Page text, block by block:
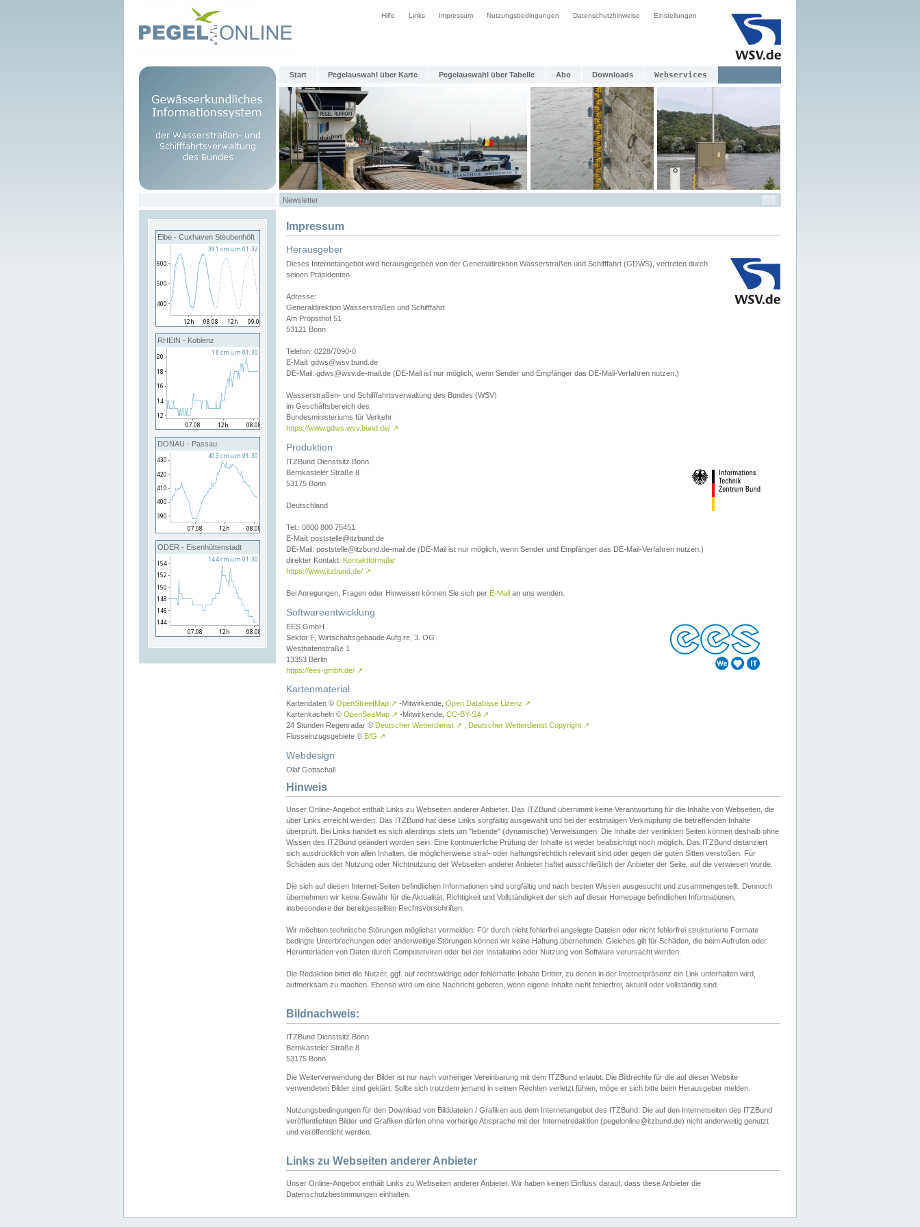
Hilfe Links Impressum Nutzungsbedingungen Datenschutzhinweise Einstellungen
Start Pegelauswahl über Karte Pegelauswahl über Tabelle Abo Downloads Webservices
Newsletter
Elbe - Cuxhaven Steubenhöft
RHEIN - Koblenz
DONAU - Passau
ODER - Eisenhüttenstadt
Impressum
Herausgeber
Dieses Internetangebot wird herausgegeben von der Generaldirektion Wasserstraßen und Schifffahrt (GDWS), vertreten durch
seinen Präsidenten.
Adresse:
Generaldirektion Wasserstraßen und Schifffahrt
Am Propsthof 51
53121 Bonn
Telefon: 0228/7090-0
E-Mail: gdws@wsv.bund.de
DE-Mail: gdws@wsv.de-mail.de (DE-Mail ist nur möglich, wenn Sender und Empfänger das DE-Mail-Verfahren nutzen.)
Wasserstraßen- und Schifffahrtsverwaltung des Bundes (WSV)
im Geschäftsbereich des
Bundesministeriums für Verkehr
https://www.gdws.wsv.bund.de/ ↗
Produktion
ITZBund Dienstsitz Bonn
Bernkasteler Straße 8
53175 Bonn
Deutschland
Tel.: 0800 800 75451
E-Mail: poststelle@itzbund.de
DE-Mail: poststelle@itzbund.de-mail.de (DE-Mail ist nur möglich, wenn Sender und Empfänger das DE-Mail-Verfahren nutzen.)
direkter Kontakt: Kontaktformular
https://www.itzbund.de/ ↗
Bei Anregungen, Fragen oder Hinweisen können Sie sich per E-Mail an uns wenden.
Softwareentwicklung
EES GmbH
Sektor F, Wirtschaftsgebäude Aufg.re, 3. OG
Westhafenstraße 1
13353 Berlin
https://ees-gmbh.de/ ↗
Kartenmaterial
Kartendaten © OpenStreetMap ↗ -Mitwirkende, Open Database Lizenz ↗
Kartenkacheln © OpenSeaMap ↗ -Mitwirkende, CC-BY-SA ↗
24 Stunden Regenradar © Deutscher Wetterdienst ↗ Deutscher Wetterdienst Copyright ↗
Flusseinzugsgebiete © BfG ↗
Webdesign
Olaf Gottschall
Hinweis
Unser Online-Angebot enthält Links zu Webseiten anderer Anbieter. Das ITZBund übernimmt keine Verantwortung für die Inhalte von Webseiten, die
über Links erreicht werden. Das ITZBund hat diese Links sorgfältig ausgewählt und bei der erstmaligen Verknüpfung die betreffenden Inhalte
überprüft. Bei Links handelt es sich allerdings stets um "lebende" (dynamische) Verweisungen. Die Inhalte der verlinkten Seiten können deshalb ohne
Wissen des ITZBund geändert worden sein. Eine kontinuierliche Prüfung der Inhalte ist weder beabsichtigt noch möglich. Das ITZBund distanziert
sich ausdrücklich von allen Inhalten, die möglicherweise straf- oder haftungsrechtlich relevant sind oder gegen die guten Sitten verstoßen. Für
Schäden aus der Nutzung oder Nichtnutzung der Webseiten anderer Anbieter haftet ausschließlich der Anbieter der Seite, auf die verwiesen wurde.
Die sich auf diesen Internet-Seiten befindlichen Informationen sind sorgfältig und nach besten Wissen ausgesucht und zusammengestellt. Dennoch
übernehmen wir keine Gewähr für die Aktualität, Richtigkeit und Vollständigkeit der sich auf dieser Homepage befindlichen Informationen,
insbesondere der bereitgestellten Rechtsvorschriften.
Wir möchten technische Störungen möglichst vermeiden. Für durch nicht fehlerfrei angelegte Dateien oder nicht fehlerfrei strukturierte Formate
bedingte Unterbrechungen oder anderweitige Störungen können wir keine Haftung übernehmen. Gleiches gilt für Schäden, die beim Aufrufen oder
Herunterladen von Daten durch Computerviren oder bei der Installation oder Nutzung von Software verursacht werden.
Die Redaktion bittet die Nutzer, ggf. auf rechtswidrige oder fehlerhafte Inhalte Dritter, zu denen in der Internetpräsenz ein Link unterhalten wird,
aufmerksam zu machen. Ebenso wird um eine Nachricht gebeten, wenn eigene Inhalte nicht fehlerfrei, aktuell oder vollständig sind.
Bildnachweis:
ITZBund Dienstsitz Bonn
Bernkasteler Straße 8
53175 Bonn
Die Weiterverwendung der Bilder ist nur nach vorheriger Vereinbarung mit dem ITZBund erlaubt. Die Bildrechte für die auf dieser Website
verwendeten Bilder sind geklärt. Sollte sich trotzdem jemand in seinen Rechten verletzt fühlen, möge er sich bitte beim Herausgeber melden.
Nutzungsbedingungen für den Download von Bilddateien / Grafiken aus dem Internetangebot des ITZBund: Die auf den Internetseiten des ITZBund
veröffentlichten Bilder und Grafiken dürfen ohne vorherige Absprache mit der Internetredaktion (pegelonline@itzbund.de) nicht anderweitig genutzt
und veröffentlicht werden.
Links zu Webseiten anderer Anbieter
Unser Online-Angebot enthält Links zu Webseiten anderer Anbieter. Wir haben keinen Einfluss darauf, dass diese Anbieter die
Datenschutzbestimmungen einhalten.